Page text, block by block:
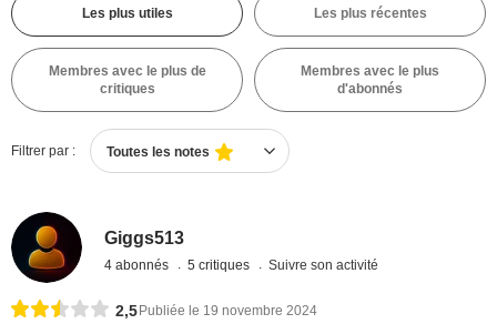
Les plus utiles Les plus récentes
Membres avec le plus de
critiques
Membres avec le plus
d'abonnés
Filtrer par : Toutes les notes
Giggs513
4 abonnés 5 critiques Suivre son activité
2,5 Publiée le 19 novembre 2024